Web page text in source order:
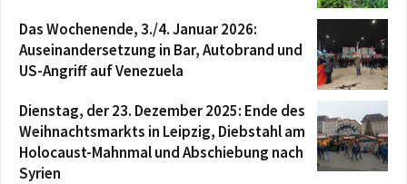
Das Wochenende, 3./4. Januar 2026:
Auseinandersetzung in Bar, Autobrand und
US-Angriff auf Venezuela
Dienstag, der 23. Dezember 2025: Ende des
Weihnachtsmarkts in Leipzig, Diebstahl am
Holocaust-Mahnmal und Abschiebung nach
Syrien